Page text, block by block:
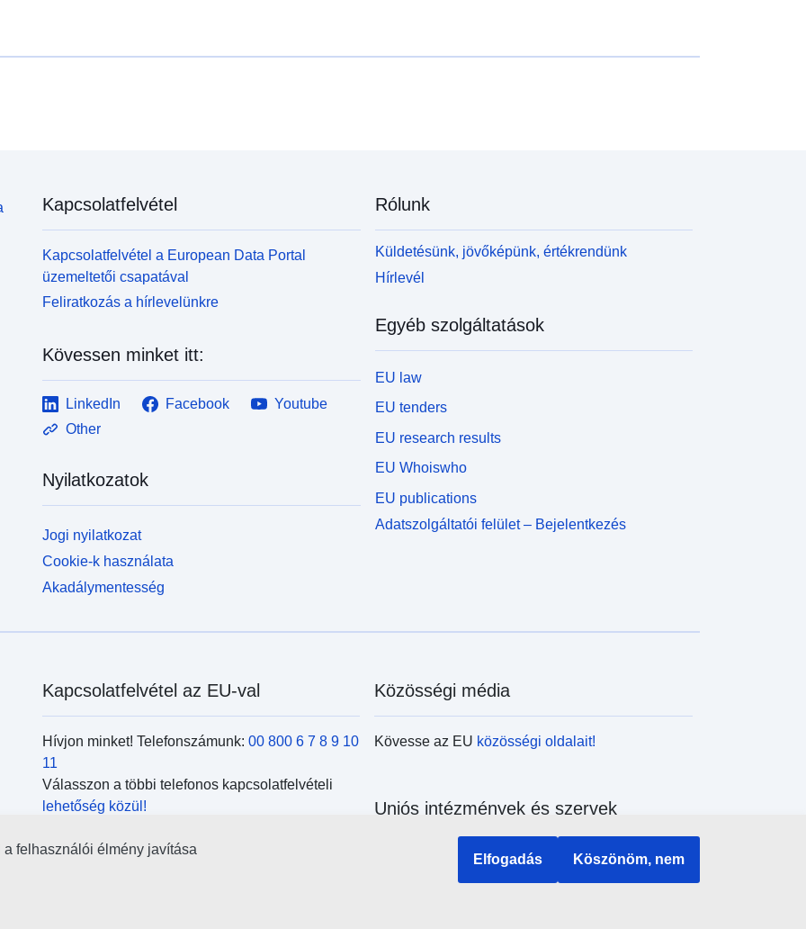
Kapcsolatfelvétel
Kapcsolatfelvétel a European Data Portal
üzemeltetői csapatával
Feliratkozás a hírlevelünkre
Kövessen minket itt:
LinkedIn Facebook
Youtube
Other
Nyilatkozatok
Jogi nyilatkozat
Cookie-k használata
Akadálymentesség
Rólunk
Küldetésünk, jövőképünk, értékrendünk
Hírlevél
Egyéb szolgáltatások
EU law
EU tenders
EU research results
EU Whoiswho
EU publications
Adatszolgáltatói felület – Bejelentkezés
Kapcsolatfelvétel az EU-val
Hívjon minket! Telefonszámunk: 00 800 6 7 8 9 10
11
Válasszon a többi telefonos kapcsolatfelvételi
lehetőség közül!
kitöltésével!
Közösségi média
Kövesse az EU közösségi oldalait!
Uniós intézmények és szervek
Keresés az uniós intézmények és szervek
felhasználói élmény javítása
Elfogadás Köszönöm, nem